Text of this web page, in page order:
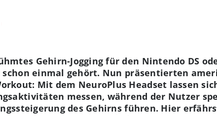
Gehirn-Jogging für den Nintendo DS
einmal gehört. Nun präsentierten
Mit dem NeuroPlus Headset lassen
messen, während der Nutzer
des Gehirns führen. Hier